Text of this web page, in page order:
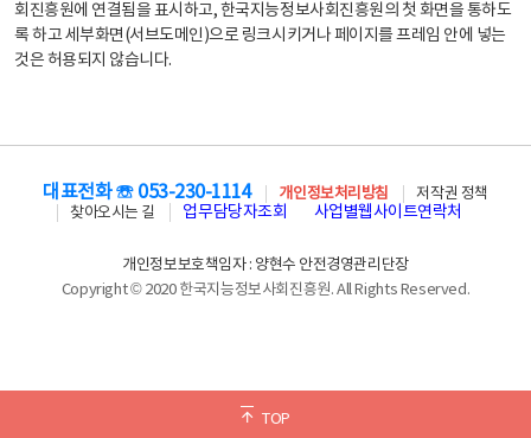
회진흥원에 연결됨을 표시하고, 한국지능정보사회진흥원의 첫 화면을 통하도
록 하고 세부화면(서브도메인)으로 링크시키거나 페이지를 프레임 안에 넣는
것은 허용되지 않습니다.
TOP
대표전화 ☏ 053-230-1114 개인정보처리방침
저작권 정책
찾아오시는 길
업무담당자조회 사업별웹사이트연락처
개인정보보호책임자 : 양현수 안전경영관리단장
Copyright © 2020 한국지능정보사회진흥원. All Rights Reserved.